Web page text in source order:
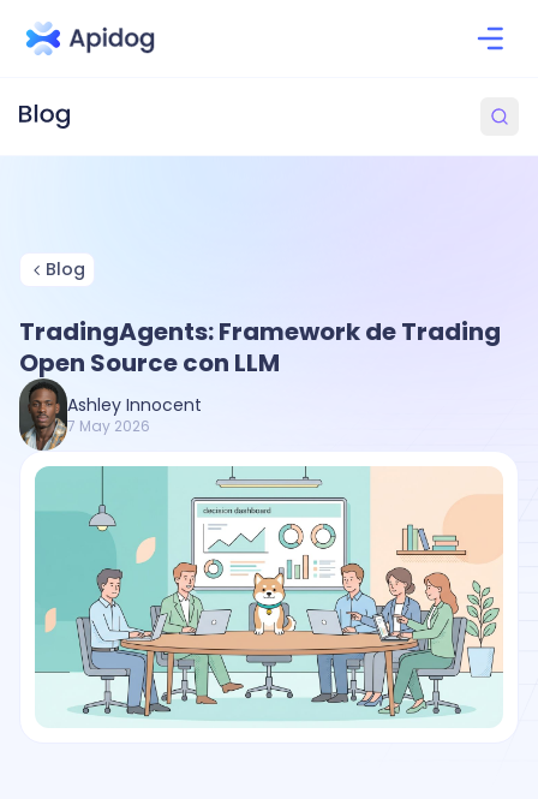
Blog
TradingAgents: Framework de Trading
Open Source con LLM
Ashley Innocent
7 May 2026